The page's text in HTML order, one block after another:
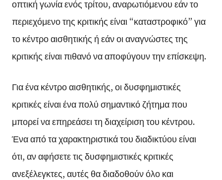
οπτική γωνία ενός τρίτου, αναρωτιόμενου εάν το
περιεχόμενο της κριτικής είναι “καταστροφικό” για
το κέντρο αισθητικής ή εάν οι αναγνώστες της
κριτικής είναι πιθανό να αποφύγουν την επίσκεψη.
Για ένα κέντρο αισθητικής, οι δυσφημιστικές
κριτικές είναι ένα πολύ σημαντικό ζήτημα που
μπορεί να επηρεάσει τη διαχείριση του κέντρου.
Ένα από τα χαρακτηριστικά του διαδικτύου είναι
ότι, αν αφήσετε τις δυσφημιστικές κριτικές
ανεξέλεγκτες, αυτές θα διαδοθούν όλο και